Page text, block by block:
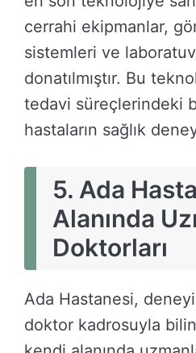
cerrahi ekipmanlar,
sistemleri ve
donatılmıştır. Bu
tedavi süreçlerindeki
hastaların sağlık
5. Ada
Alanında
Doktorları
Ada Hastanesi,
doktor kadrosuyla